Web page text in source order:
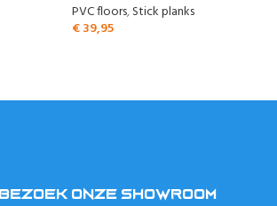
PVC floors,Stick planks
€39,95
BEZOEK ONZE SHOWROOM